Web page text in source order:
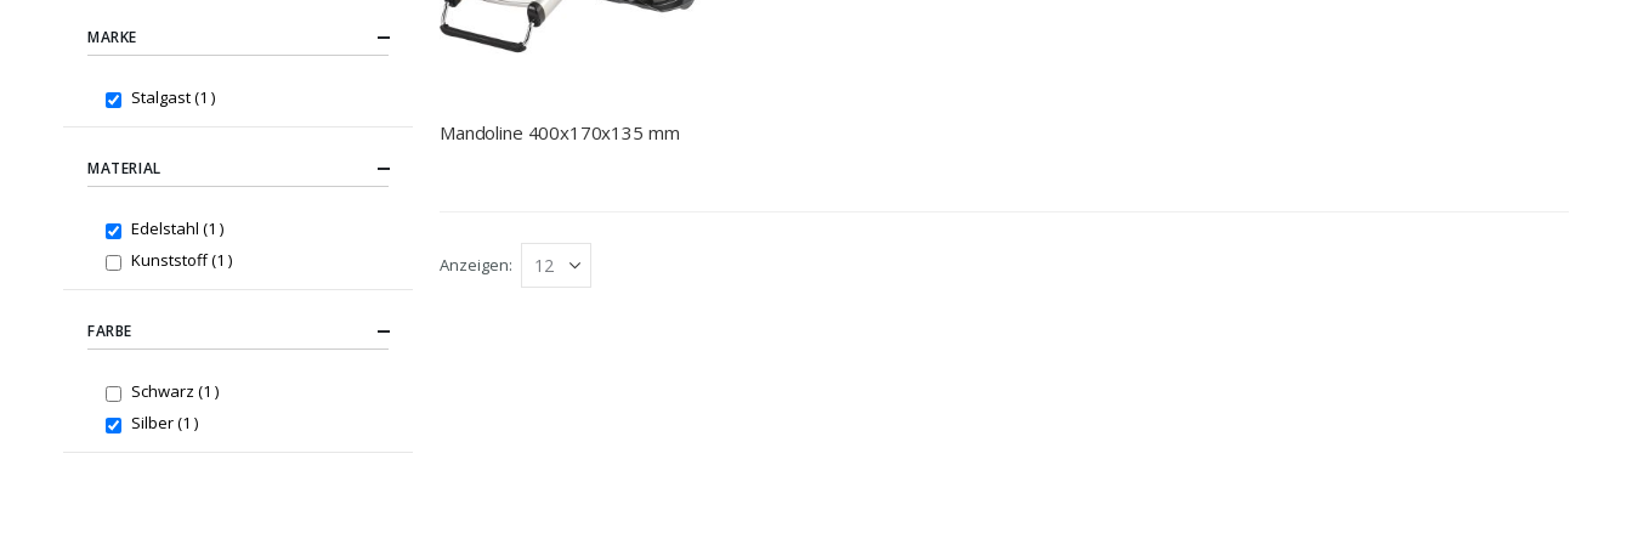
Mandoline 400x170x135 mm
Anzeigen
MARKE
Stalgast 1 item
MATERIAL
Edelstahl 1 item
Kunststoff 1 item
FARBE
Schwarz 1 item
Silber 1 item